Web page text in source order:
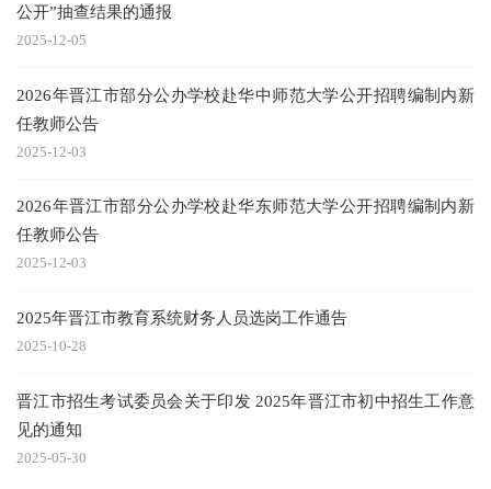
公开”抽查结果的通报
2025-12-05
2026年晋江市部分公办学校赴华中师范大学公开招聘编制内新
任教师公告
2025-12-03
2026年晋江市部分公办学校赴华东师范大学公开招聘编制内新
任教师公告
2025-12-03
2025年晋江市教育系统财务人员选岗工作通告
2025-10-28
晋江市招生考试委员会关于印发 2025年晋江市初中招生工作意
见的通知
2025-05-30